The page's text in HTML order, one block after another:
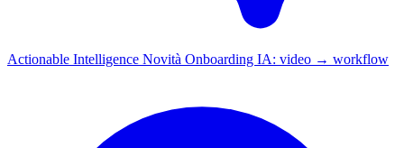
Actionable Intelligence Novità Onboarding IA: video → workflow